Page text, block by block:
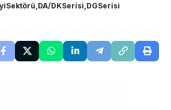
DA/DKSerisi DGSerisi